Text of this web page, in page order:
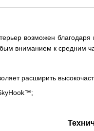
возможен
вниманием к средним
расширить